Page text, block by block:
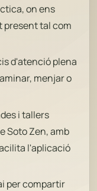
on ens
present tal com
d'atenció plena
menjar o
i tallers
Soto Zen, amb
l'aplicació
per compartir